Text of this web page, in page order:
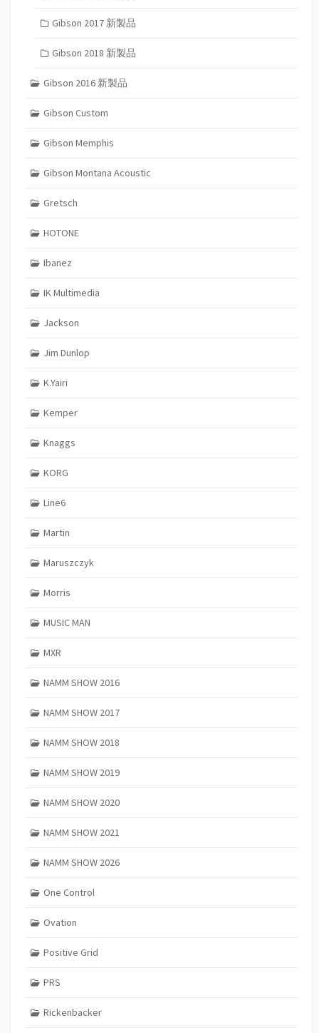
Gibson 2017 新製品
Gibson 2018 新製品
Gibson 2016 新製品
Gibson Custom
Gibson Memphis
Gibson Montana Acoustic
Gretsch
HOTONE
Ibanez
IK Multimedia
Jackson
Jim Dunlop
K.Yairi
Kemper
Knaggs
KORG
Line6
Martin
Maruszczyk
Morris
MUSIC MAN
MXR
NAMM SHOW 2016
NAMM SHOW 2017
NAMM SHOW 2018
NAMM SHOW 2019
NAMM SHOW 2020
NAMM SHOW 2021
NAMM SHOW 2026
One Control
Ovation
Positive Grid
PRS
Rickenbacker